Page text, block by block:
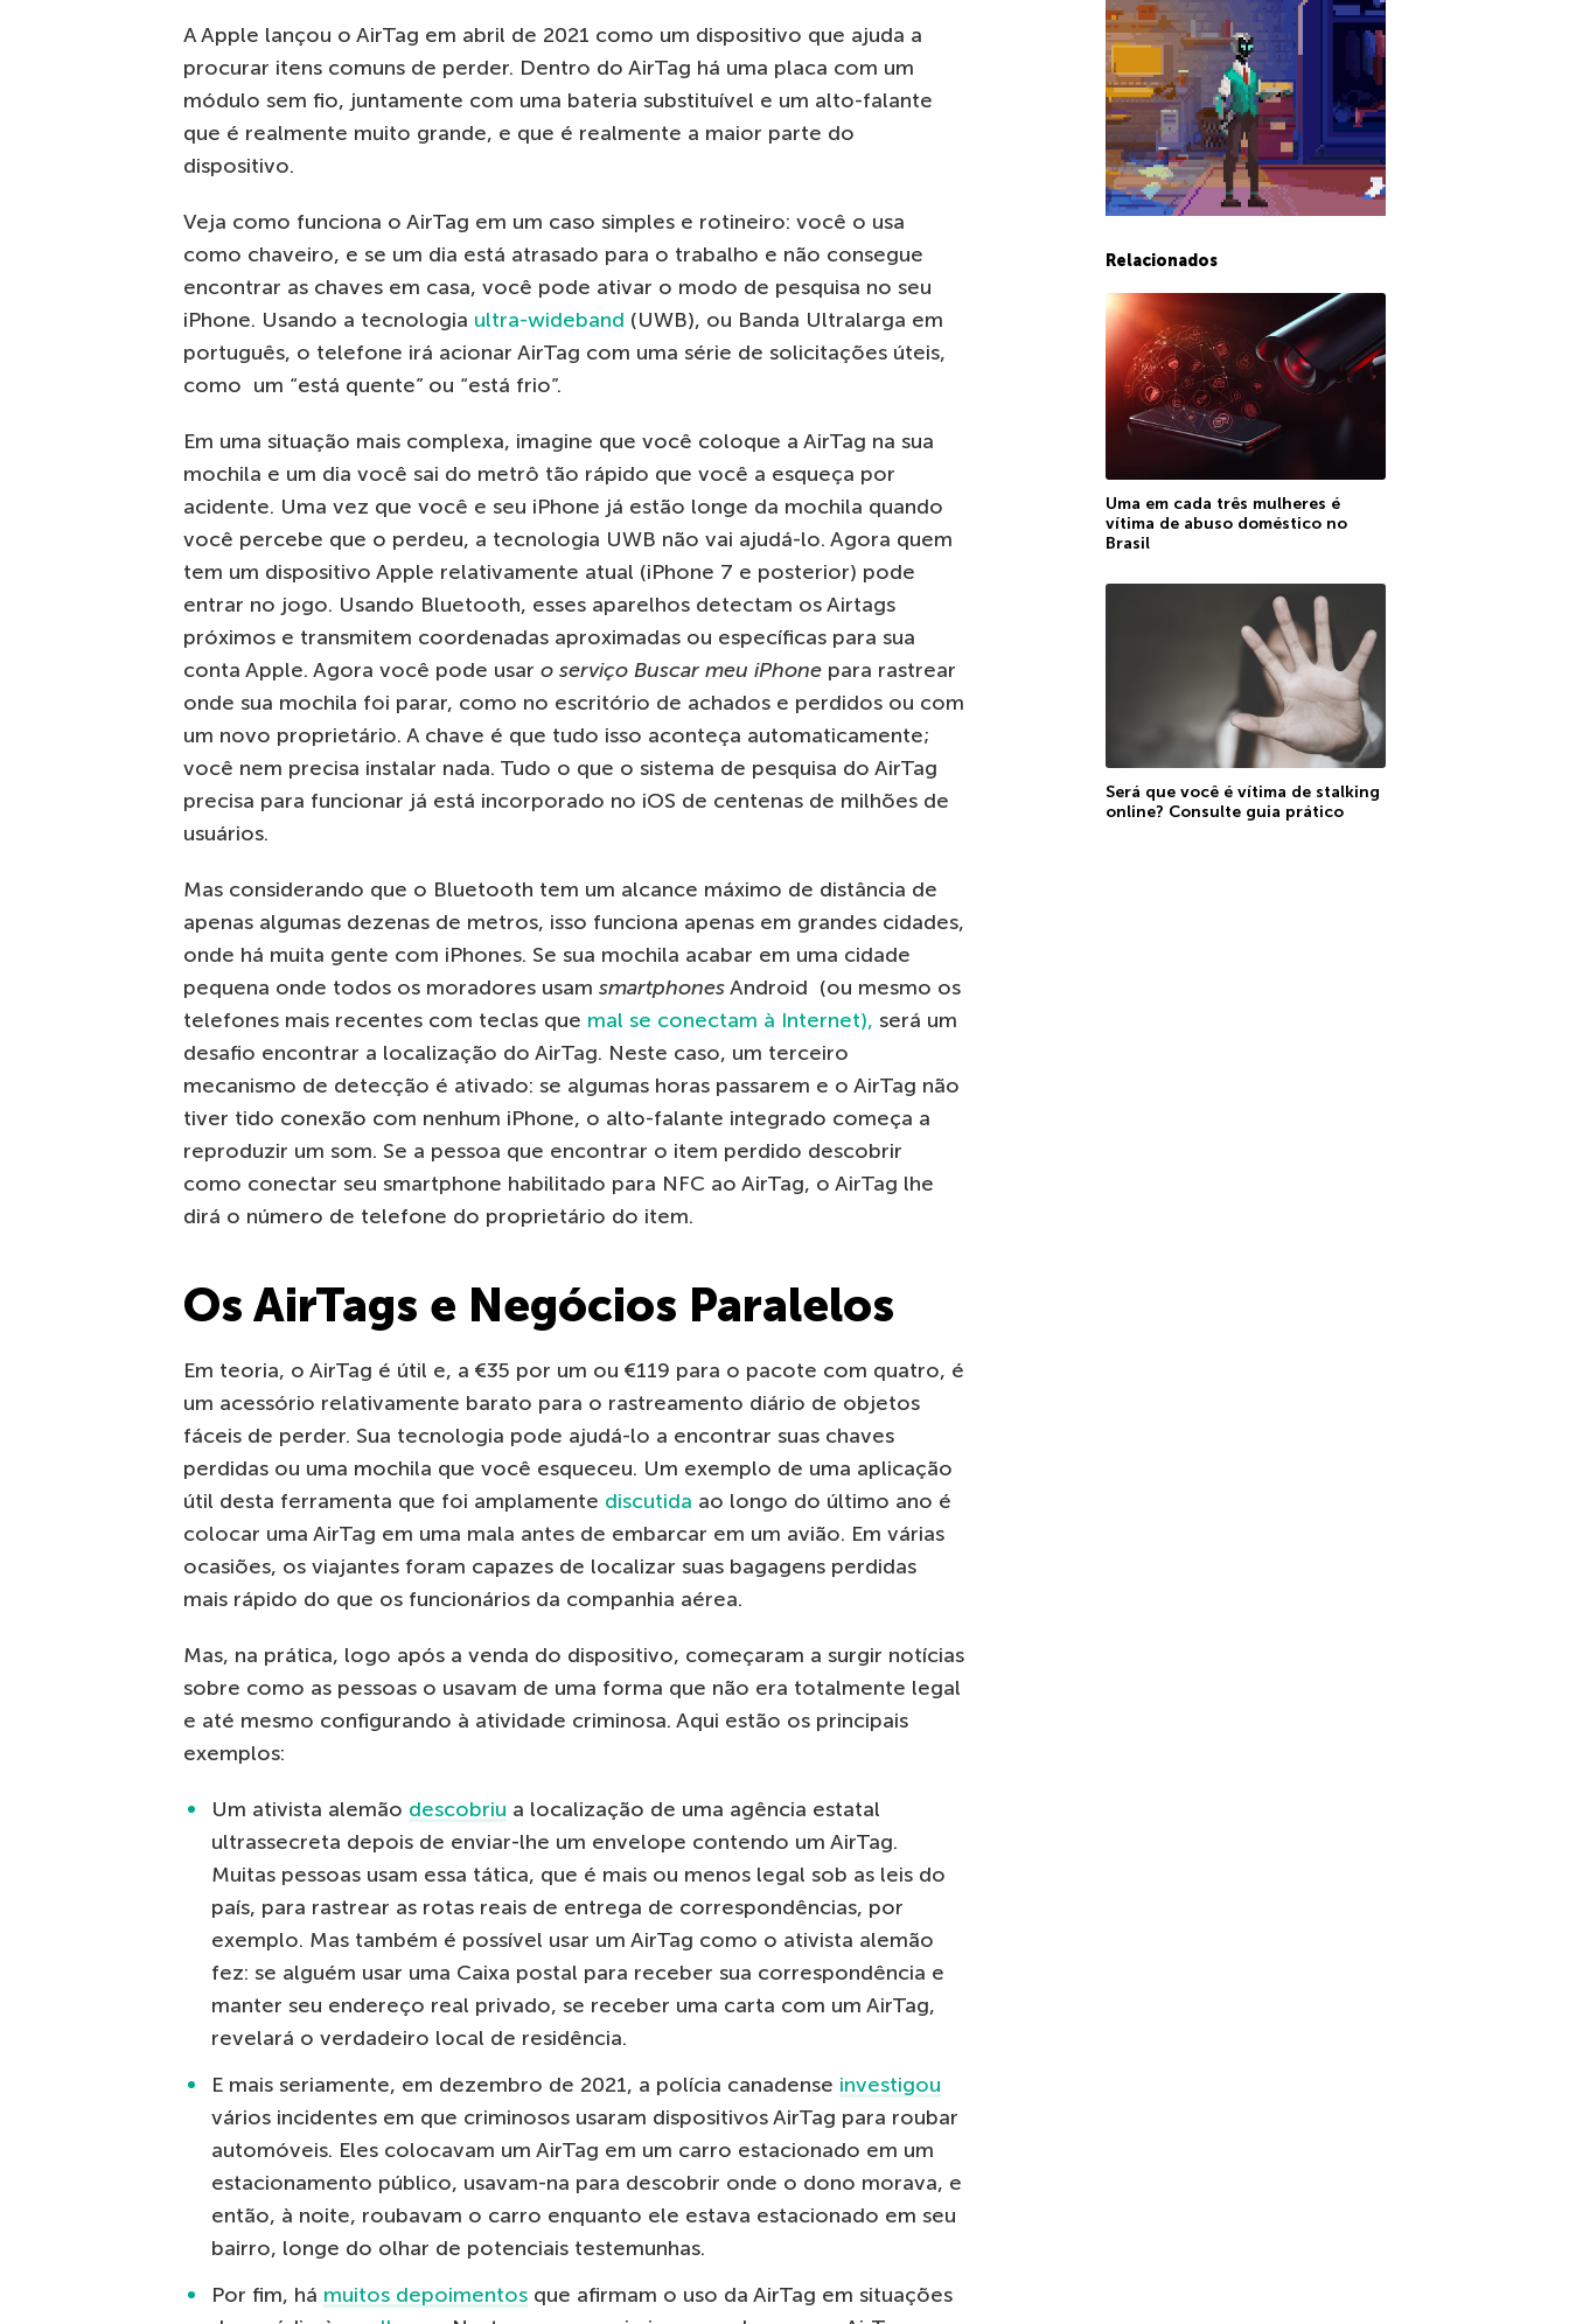
A Apple lançou o AirTag em abril de 2021 como um dispositivo que ajuda a
procurar itens comuns de perder. Dentro do AirTag há uma placa com um
módulo sem fio, juntamente com uma bateria substituível e um alto-falante
que é realmente muito grande, e que é realmente a maior parte do
dispositivo.
Veja como funciona o AirTag em um caso simples e rotineiro: você o usa
como chaveiro, e se um dia está atrasado para o trabalho e não consegue
encontrar as chaves em casa, você pode ativar o modo de pesquisa no seu
iPhone. Usando a tecnologia ultra-wideband (UWB), ou Banda Ultralarga em
português, o telefone irá acionar AirTag com uma série de solicitações úteis,
como um “está quente” ou “está frio”.
Em uma situação mais complexa, imagine que você coloque a AirTag na sua
mochila e um dia você sai do metrô tão rápido que você a esqueça por
acidente. Uma vez que você e seu iPhone já estão longe da mochila quando
você percebe que o perdeu, a tecnologia UWB não vai ajudá-lo. Agora quem
tem um dispositivo Apple relativamente atual (iPhone 7 e posterior) pode
entrar no jogo. Usando Bluetooth, esses aparelhos detectam os Airtags
próximos e transmitem coordenadas aproximadas ou específicas para sua
conta Apple. Agora você pode usar o serviço Buscar meu iPhone para rastrear
onde sua mochila foi parar, como no escritório de achados e perdidos ou com
um novo proprietário. A chave é que tudo isso aconteça automaticamente;
você nem precisa instalar nada. Tudo o que o sistema de pesquisa do AirTag
precisa para funcionar já está incorporado no iOS de centenas de milhões de
usuários.
Mas considerando que o Bluetooth tem um alcance máximo de distância de
apenas algumas dezenas de metros, isso funciona apenas em grandes cidades,
onde há muita gente com iPhones. Se sua mochila acabar em uma cidade
pequena onde todos os moradores usam smartphonesAndroid (ou mesmo os
telefones mais recentes com teclas que mal se conectam à Internet), será um
desafio encontrar a localização do AirTag. Neste caso, um terceiro
mecanismo de detecção é ativado: se algumas horas passarem e o AirTag não
tiver tido conexão com nenhum iPhone, o alto-falante integrado começa a
reproduzir um som. Se a pessoa que encontrar o item perdido descobrir
como conectar seu smartphone habilitado para NFC ao AirTag, o AirTag lhe
dirá o número de telefone do proprietário do item.
Os AirTags e Negócios Paralelos
Em teoria, o AirTag é útil e, a €35 por um ou €119 para o pacote com quatro, é
um acessório relativamente barato para o rastreamento diário de objetos
fáceis de perder. Sua tecnologia pode ajudá-lo a encontrar suas chaves
perdidas ou uma mochila que você esqueceu. Um exemplo de uma aplicação
útil desta ferramenta que foi amplamente discutida ao longo do último ano é
colocar uma AirTag em uma mala antes de embarcar em um avião. Em várias
ocasiões, os viajantes foram capazes de localizar suas bagagens perdidas
mais rápido do que os funcionários da companhia aérea.
Mas, na prática, logo após a venda do dispositivo, começaram a surgir notícias
sobre como as pessoas o usavam de uma forma que não era totalmente legal
e até mesmo configurando à atividade criminosa. Aqui estão os principais
exemplos:
Um ativista alemão descobriu a localização de uma agência estatal
ultrassecreta depois de enviar-lhe um envelope contendo um AirTag.
Muitas pessoas usam essa tática, que é mais ou menos legal sob as leis do
país, para rastrear as rotas reais de entrega de correspondências, por
exemplo. Mas também é possível usar um AirTag como o ativista alemão
fez: se alguém usar uma Caixa postal para receber sua correspondência e
manter seu endereço real privado, se receber uma carta com um AirTag,
revelará o verdadeiro local de residência.
E mais seriamente, em dezembro de 2021, a polícia canadense investigou
vários incidentes em que criminosos usaram dispositivos AirTag para roubar
automóveis. Eles colocavam um AirTag em um carro estacionado em um
estacionamento público, usavam-na para descobrir onde o dono morava, e
então, à noite, roubavam o carro enquanto ele estava estacionado em seu
bairro, longe do olhar de potenciais testemunhas.
Por fim, há muitos depoimentos que afirmam o uso da AirTag em situações
Relacionados
Uma em cada três mulheres é
vítima de abuso doméstico no
Brasil
Será que você é vítima de stalking
online? Consulte guia prático